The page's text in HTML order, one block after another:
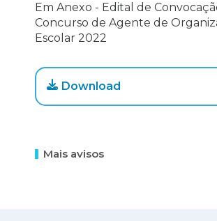
Em Anexo - Edital de
Concurso de Agente de
Escolar 2022
Download
Mais avisos